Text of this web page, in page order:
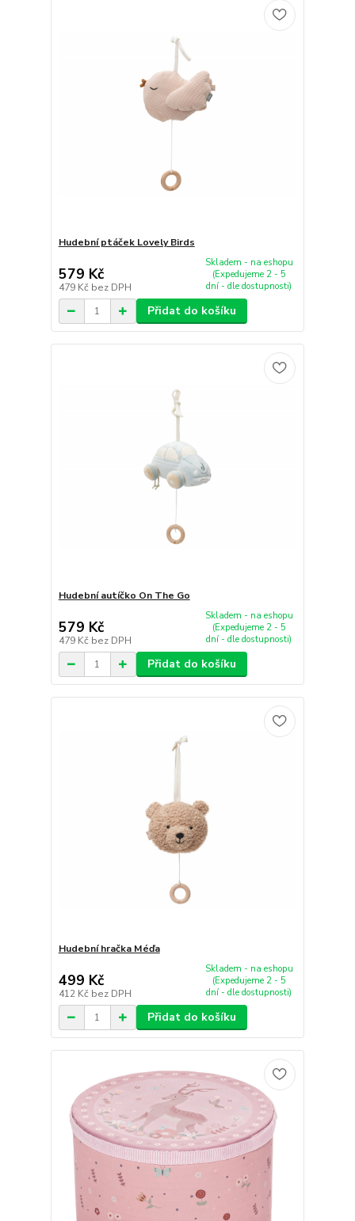
Hudební ptáček Lovely Birds
579 Kč
479 Kč bez DPH
Skladem - na eshopu
(Expedujeme 2 - 5
dní - dle dostupnosti)
Přidat do košíku
Hudební autíčko On The Go
579 Kč
479 Kč bez DPH
Skladem - na eshopu
(Expedujeme 2 - 5
dní - dle dostupnosti)
Přidat do košíku
Hudební hračka Méďa
499 Kč
412 Kč bez DPH
Skladem - na eshopu
(Expedujeme 2 - 5
dní - dle dostupnosti)
Přidat do košíku